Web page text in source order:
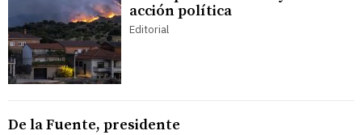
acción política
Editorial
De la Fuente, presidente